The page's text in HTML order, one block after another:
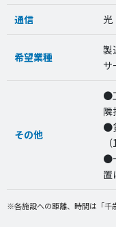
通信 光
希望業種
製
サ
その他
●
隣
●
●
置
※各施設への距離、時間は「千